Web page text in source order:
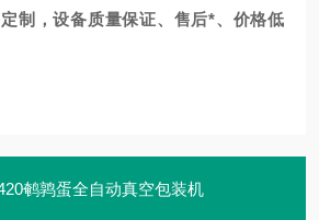
制，设备质量保证、售后*、价格低
鹌鹑蛋全自动真空包装机